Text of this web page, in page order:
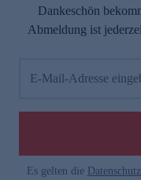
Dankeschön
Abmeldung ist
E-Mail-Adresse
Es gelten die